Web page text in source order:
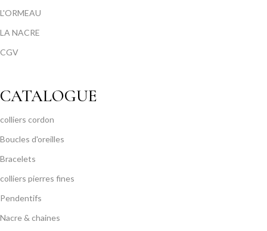
L'ORMEAU
LA NACRE
CGV
CATALOGUE
colliers cordon
Boucles d'oreilles
Bracelets
colliers pierres fines
Pendentifs
Nacre & chaines